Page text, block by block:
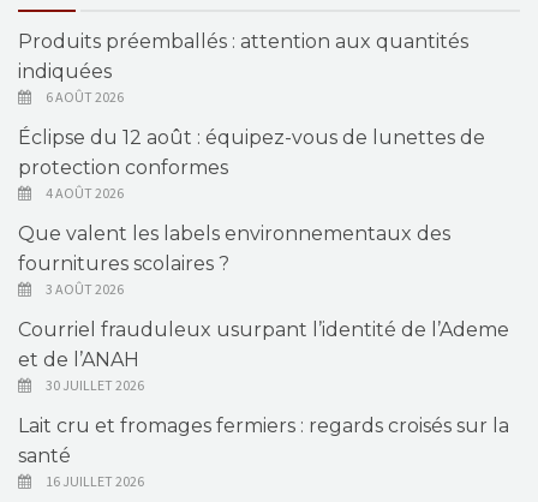
Produits préemballés : attention aux quantités
indiquées
6 AOÛT 2026
Éclipse du 12 août : équipez-vous de lunettes de
protection conformes
4 AOÛT 2026
Que valent les labels environnementaux des
fournitures scolaires ?
3 AOÛT 2026
Courriel frauduleux usurpant l’identité de l’Ademe
et de l’ANAH
30 JUILLET 2026
Lait cru et fromages fermiers : regards croisés sur la
santé
16 JUILLET 2026